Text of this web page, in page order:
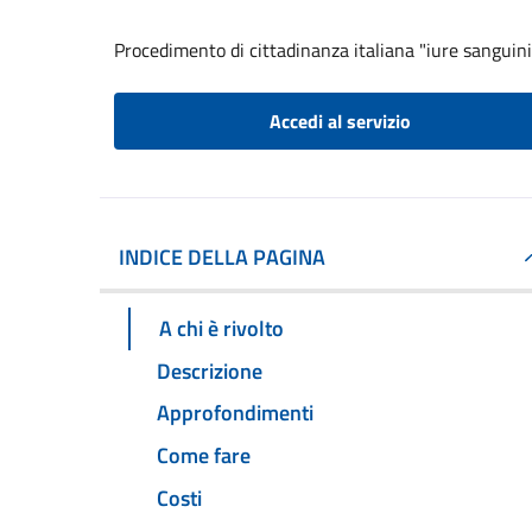
Procedimento di cittadinanza italiana "iure
Accedi al servizio
INDICE DELLA PAGINA
A chi è rivolto
Descrizione
Approfondimenti
Come fare
Costi